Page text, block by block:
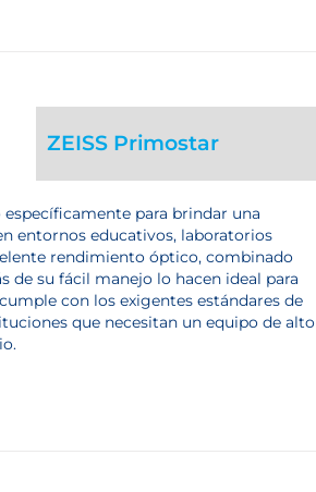
ZEISS Primostar
para brindar una
entornos educativos, laboratorios
rendimiento óptico, combinado
su fácil manejo lo hacen ideal para
con los exigentes estándares de
que necesitan un equipo de alto